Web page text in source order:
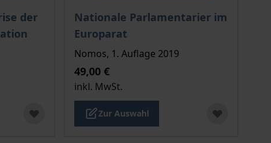
auf der Produktdetailseite
der
sich nach der gewählten Produktoption auf der
Nationale Parlamentarier im
Europarat
Der Preis dieses Titels richtet sich nach
Nomos, 1. Auflage 2019
49,00 €
inkl. MwSt.
Zur Auswahl